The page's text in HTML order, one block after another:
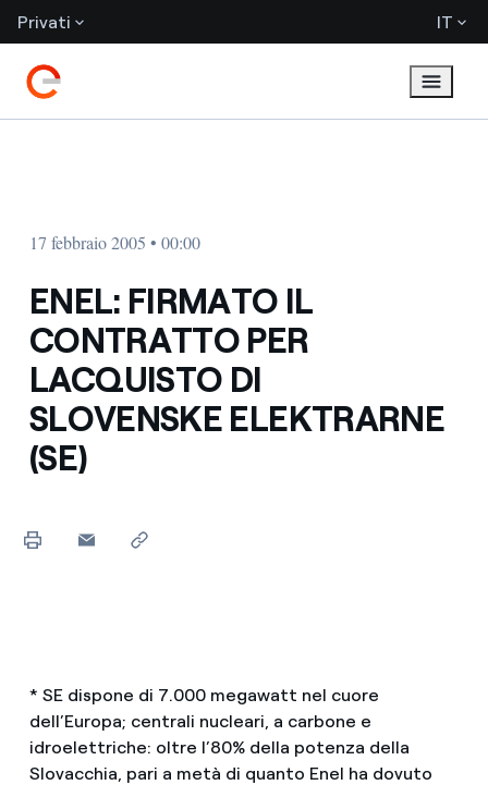
Privati IT
17 febbraio 2005 • 00:00
ENEL: FIRMATO IL
CONTRATTO PER
LACQUISTO DI
SLOVENSKE ELEKTRARNE
(SE)
* SE dispone di 7.000 megawatt nel cuore
dell’Europa; centrali nucleari, a carbone e
idroelettriche: oltre l’80% della potenza della
Slovacchia, pari a metà di quanto Enel ha dovuto